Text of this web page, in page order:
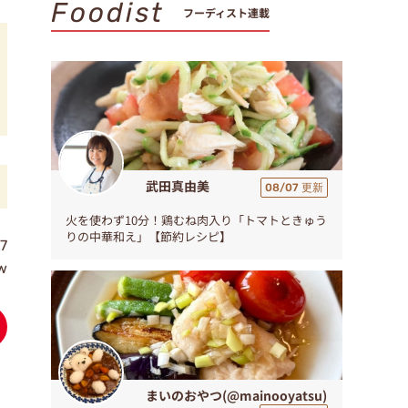
Foodist フーディスト連載
武田真由美 08/07 更新
火を使わず10分！鶏むね肉入り「トマトときゅう
りの中華和え」【節約レシピ】
まいのおやつ(@mainooyatsu)